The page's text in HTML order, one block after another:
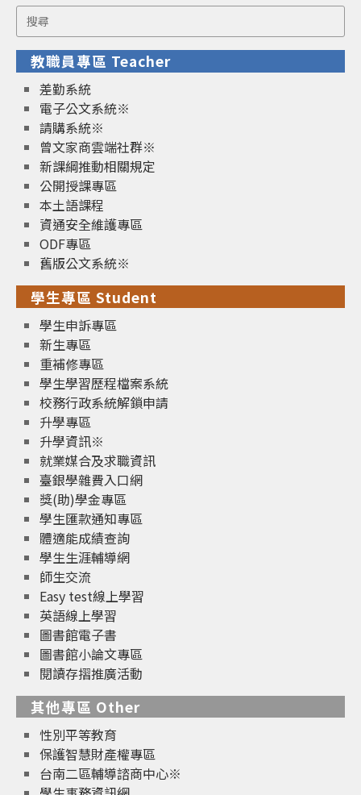
Search
for:
教職員專區 Teacher
差勤系統
電子公文系統※
請購系統※
曾文家商雲端社群※
新課綱推動相關規定
公開授課專區
本土語課程
資通安全維護專區
ODF專區
舊版公文系統※
學生專區 Student
學生申訴專區
新生專區
重補修專區
學生學習歷程檔案系統
校務行政系統解鎖申請
升學專區
升學資訊※
就業媒合及求職資訊
臺銀學雜費入口網
獎(助)學金專區
學生匯款通知專區
體適能成績查詢
學生生涯輔導網
師生交流
Easy test線上學習
英語線上學習
圖書館電子書
圖書館小論文專區
閱讀存摺推廣活動
其他專區 Other
性別平等教育
保護智慧財產權專區
台南二區輔導諮商中心※